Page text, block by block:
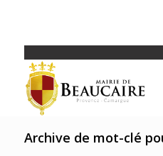
Archive de mot-clé